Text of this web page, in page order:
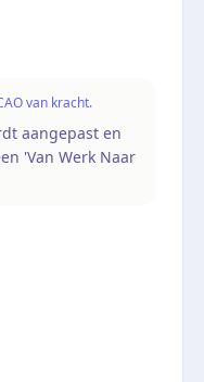
van kracht.
aangepast en
'Van Werk Naar